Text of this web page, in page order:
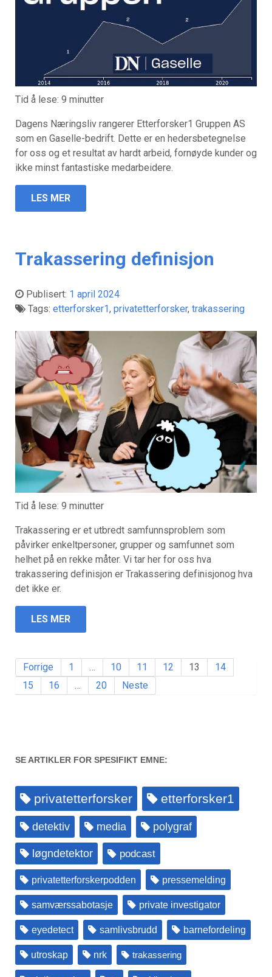
Tid å lese: 9 minutter
Dagens Næringsliv rangerer Etterforsker1 Gruppen AS
som en Gaselle-bedrift. Dette er en hedersbetegnelse
for oss og et resultat av hardt arbeid, fornøyde kunder og
ikke minst fantastiske medarbeidere.
LES MER
Trakassering definisjon
Publisert: 1 april 2024
Tags: etterforsker1, privatetterforsker, trakassering
Tid å lese: 9 minutter
Trakassering er et utbredt samfunnsproblem som
påvirker enkeltpersoner, grupper og samfunnet som
helhet på en rekke måter. Vi tar her for oss hva
trakassering definisjon er Trakassering definisjonog hva
det ikke er.
LES MER
Forrige 1 … 10 11 12 13
14
15
16 … 20 Neste
SE ARTIKLER FOR SPESIFIKT EMNE:
privatetterforsker etterforsker1
detektiv media polygraf
løgndetektor podcast
privatetterforskerpodden pressemelding
samværssabotasje private investigator
eyedetect samlivsbrudd barnefordeling
utroskap nrk trakassering